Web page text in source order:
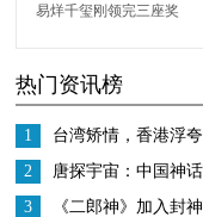
易烊千玺刚领完三座奖
份，女粉都“疯狂”了
热门资讯榜
1
台湾矫情，香港浮
名画风差异有多大？
2
唐探宇宙：中国神
3
《二郎神》加入封